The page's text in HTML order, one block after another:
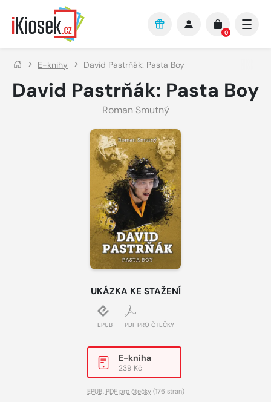
Přejít na hlavní obsah
0
E-knihy David Pastrňák: Pasta Boy
David Pastrňák: Pasta Boy
Roman Smutný
UKÁZKA KE STAŽENÍ
EPUB PDF PRO ČTEČKY
E-kniha
239 Kč
EPUB, PDF pro čtečky(176 stran)